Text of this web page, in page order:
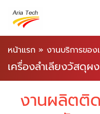
หน้าแรก » งานบริการของ
เครื่องลำเลียงวัสดุ
งานผลิตติ